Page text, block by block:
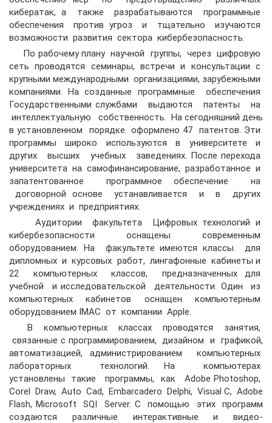
кибератак, а также разрабатываются программные
обеспечения против угроз и тщательно изучаются
возможности развития сектора кибербезопасность.
По рабочему плану научной группы, через цифровую
сеть проводятся семинары, встречи и консультации с
крупными международными организациями, зарубежными
компаниями. На созданные программные обеспечения
Государственными службами выдаются патенты на
интеллектуальную собственность. На сегодняшний день
в установленном порядке оформлено 47 патентов. Эти
программы широко используются в университете и
других высших учебных заведениях. После перехода
университета на самофинансирование, разработанное и
запатентованное программное обеспечение на
договорной основе устанавливается и в других
учреждениях и предприятиях.
Аудитории факультета Цифровых технологий и
кибербезопасности оснащены современным
оборудованием. На факультете имеются классы для
дипломных и курсовых работ, лингафонные кабинеты и
22 компьютерных классов, предназначенных для
учебной и исследовательской деятельности. Один из
компьютерных кабинетов оснащен компьютерным
оборудованием IMAC от компании Apple.
В компьютерных классах проводятся занятия,
связанные с программированием, дизайном и графикой,
автоматизацией, администрированием компьютерных
лабораторных технологий. На компьютерах
установлены такие программы, как Adobe Photoshop,
Corel Draw, Auto Cad, Embarcadero Delphi, Visual C, Adobe
Flash, Microsoft SQI Server. C помощью этих программ
создаются различные интерактивные и видео-